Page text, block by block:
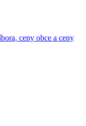
ceny obce a ceny